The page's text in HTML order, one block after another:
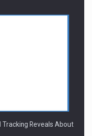
- Technology and…
Tracking Reveals About